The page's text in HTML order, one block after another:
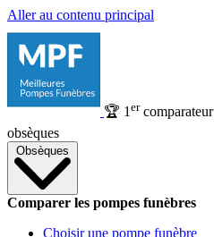
Aller au contenu principal
🏆 1 ercomparateur
obsèques
Obsèques
Comparer les pompes funèbres
Choisir une pompe funèbre